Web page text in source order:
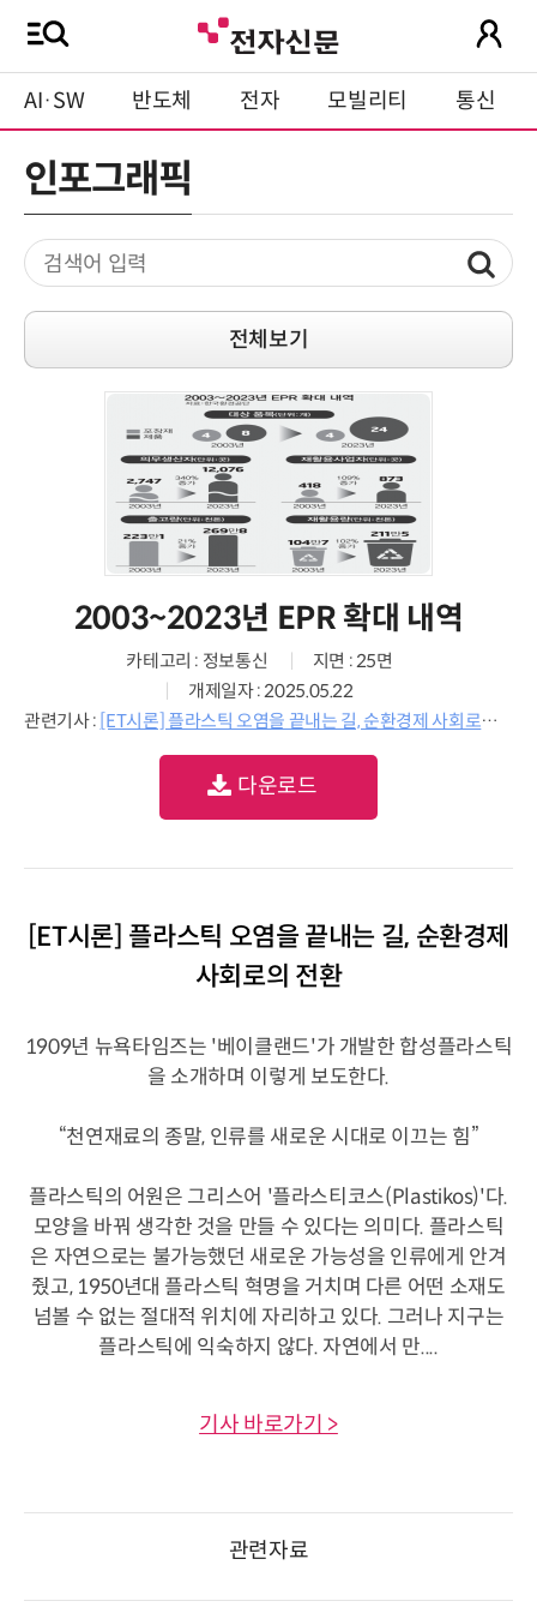
AI·SW 반도체 전자 모빌리티 통신
인포그래픽
전체보기
2003~2023년 EPR 확대 내역
카테고리 : 정보통신
지면 : 25면
개제일자 : 2025.05.22
관련기사 : [ET시론] 플라스틱 오염을 끝내는 길, 순환경제 사회로의 전환
다운로드
[ET시론] 플라스틱 오염을 끝내는 길, 순환경제
사회로의 전환
1909년 뉴욕타임즈는 '베이클랜드'가 개발한 합성플라스틱
을 소개하며 이렇게 보도한다.
“천연재료의 종말, 인류를 새로운 시대로 이끄는 힘”
플라스틱의 어원은 그리스어 '플라스티코스(Plastikos)'다.
모양을 바꿔 생각한 것을 만들 수 있다는 의미다. 플라스틱
은 자연으로는 불가능했던 새로운 가능성을 인류에게 안겨
줬고, 1950년대 플라스틱 혁명을 거치며 다른 어떤 소재도
넘볼 수 없는 절대적 위치에 자리하고 있다. 그러나 지구는
플라스틱에 익숙하지 않다. 자연에서 만....
기사 바로가기 >
관련자료